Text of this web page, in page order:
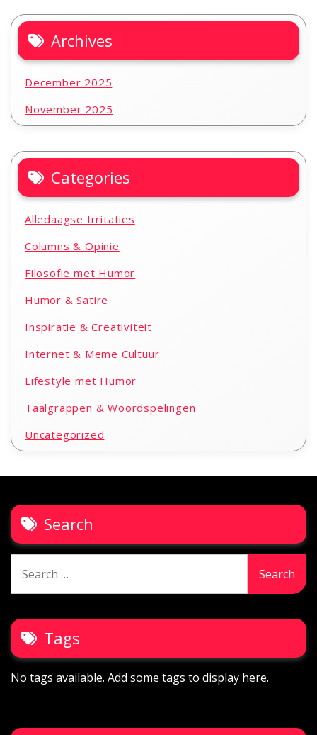
Archives
December 2025
November 2025
Categories
Alledaagse Irritaties
Columns & Opinie
Filosofie met Humor
Humor & Satire
Inspiratie & Creativiteit
Internet & Meme Cultuur
Lifestyle met Humor
Taalgrappen & Woordspelingen
Uncategorized
Search
for:
Tags
No tags available. Add some tags to display here.